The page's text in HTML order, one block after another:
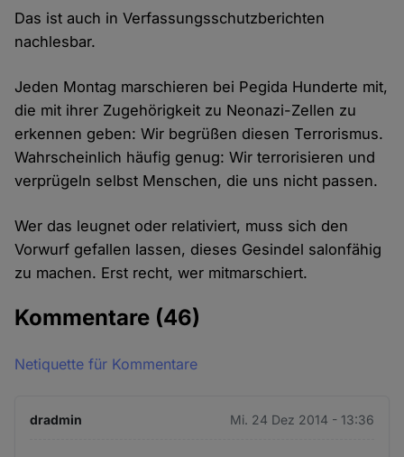
Das ist auch in Verfassungsschutzberichten
nachlesbar.
Jeden Montag marschieren bei Pegida Hunderte mit,
die mit ihrer Zugehörigkeit zu Neonazi-Zellen zu
erkennen geben: Wir begrüßen diesen Terrorismus.
Wahrscheinlich häufig genug: Wir terrorisieren und
verprügeln selbst Menschen, die uns nicht passen.
Wer das leugnet oder relativiert, muss sich den
Vorwurf gefallen lassen, dieses Gesindel salonfähig
zu machen. Erst recht, wer mitmarschiert.
Kommentare (46)
Netiquette für Kommentare
dradmin Mi. 24 Dez 2014 - 13:36